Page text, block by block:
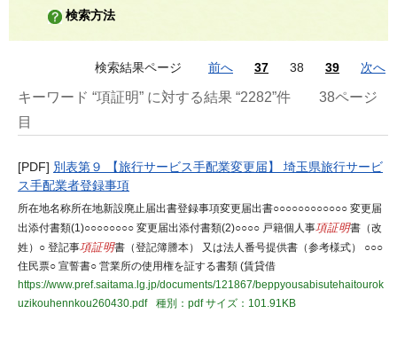
検索方法
検索結果ページ 前へ 37 38 39 次へ
キーワード “項証明” に対する結果 “2282”件
38ページ
目
[PDF] 別表第９ 【旅行サービス手配業変更届】 埼玉県旅行サービ
ス手配業者登録事項
所在地名称所在地新設廃止届出書登録事項変更届出書○○○○○○○○○○○○ 変更届
出添付書類(1)○○○○○○○○ 変更届出添付書類(2)○○○○ 戸籍個人事項証明書（改
姓）○ 登記事項証明書（登記簿謄本） 又は法人番号提供書（参考様式） ○○○
住民票○ 宣誓書○ 営業所の使用権を証する書類 (賃貸借
https://www.pref.saitama.lg.jp/documents/121867/beppyousabisutehaitourok
uzikouhennkou260430.pdf
種別：pdfサイズ：101.91KB